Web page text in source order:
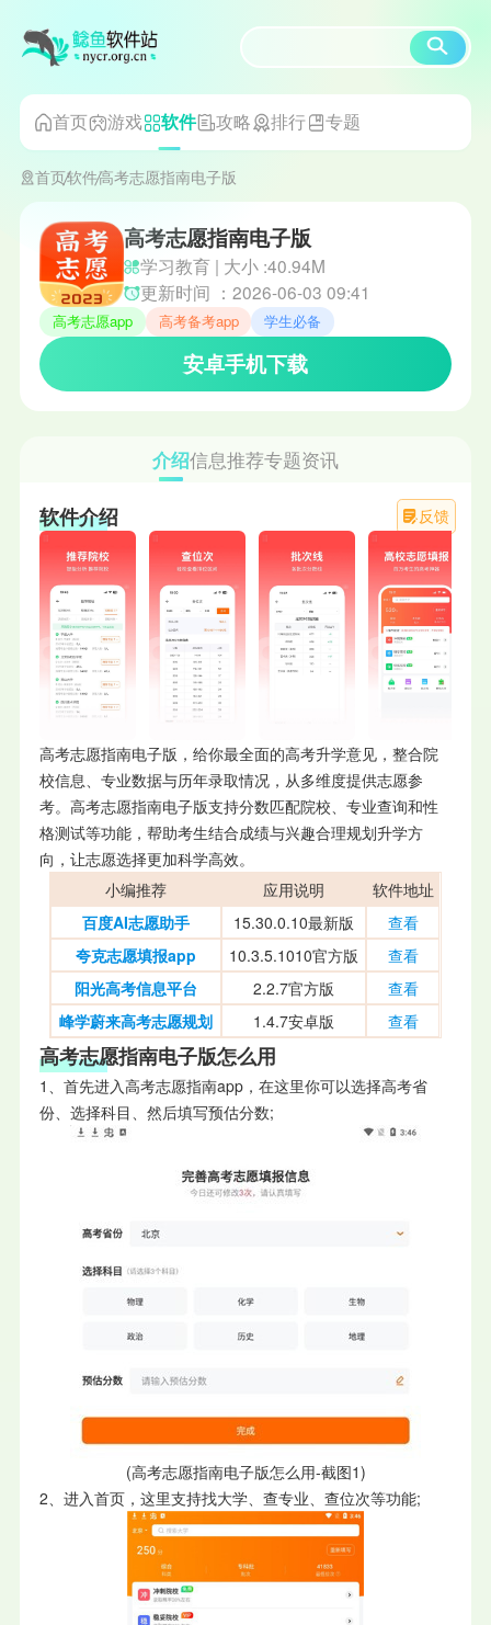
首页 游戏 软件 攻略 排行 专题
首页软件高考志愿指南电子版
高考志愿指南电子版
学习教育 | 大小 :40.94M
更新时间 ：2026-06-03 09:41
高考志愿app 高考备考app 学生必备
安卓手机下载
介绍信息推荐专题资讯
反馈
软件介绍
高考志愿指南电子版，给你最全面的高考升学意见，整合院
校信息、专业数据与历年录取情况，从多维度提供志愿参
考。高考志愿指南电子版支持分数匹配院校、专业查询和性
格测试等功能，帮助考生结合成绩与兴趣合理规划升学方
向，让志愿选择更加科学高效。
小编推荐
应用说明
软件地址
百度AI志愿助手
15.30.0.10最新版
查看
夸克志愿填报app
10.3.5.1010官方版
查看
阳光高考信息平台
2.2.7官方版
查看
峰学蔚来高考志愿规划
1.4.7安卓版 查看
高考志愿指南电子版怎么用
1、首先进入高考志愿指南app，在这里你可以选择高考省
份、选择科目、然后填写预估分数;
(高考志愿指南电子版怎么用-截图1)
2、进入首页，这里支持找大学、查专业、查位次等功能;